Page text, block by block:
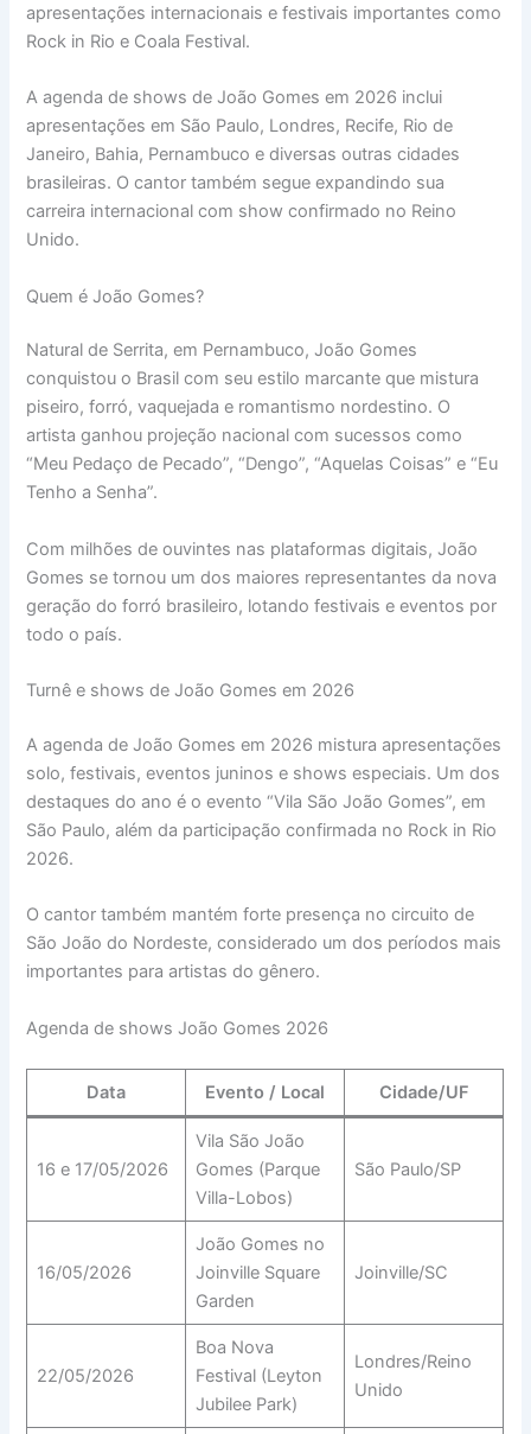
apresentações internacionais e festivais importantes como
Rock in Rio e Coala Festival.
A agenda de shows de João Gomes em 2026 inclui
apresentações em São Paulo, Londres, Recife, Rio de
Janeiro, Bahia, Pernambuco e diversas outras cidades
brasileiras. O cantor também segue expandindo sua
carreira internacional com show confirmado no Reino
Unido.
Quem é João Gomes?
Natural de Serrita, em Pernambuco, João Gomes
conquistou o Brasil com seu estilo marcante que mistura
piseiro, forró, vaquejada e romantismo nordestino. O
artista ganhou projeção nacional com sucessos como
“Meu Pedaço de Pecado”, “Dengo”, “Aquelas Coisas” e “Eu
Tenho a Senha”.
Com milhões de ouvintes nas plataformas digitais, João
Gomes se tornou um dos maiores representantes da nova
geração do forró brasileiro, lotando festivais e eventos por
todo o país.
Turnê e shows de João Gomes em 2026
A agenda de João Gomes em 2026 mistura apresentações
solo, festivais, eventos juninos e shows especiais. Um dos
destaques do ano é o evento “Vila São João Gomes”, em
São Paulo, além da participação confirmada no Rock in Rio
2026.
O cantor também mantém forte presença no circuito de
São João do Nordeste, considerado um dos períodos mais
importantes para artistas do gênero.
Agenda de shows João Gomes 2026
Data Evento / Local Cidade/UF
16 e 17/05/2026
Vila São João
Gomes (Parque
Villa-Lobos)
São Paulo/SP
16/05/2026
João Gomes no
Joinville Square
Garden
Joinville/SC
22/05/2026
Boa Nova
Festival (Leyton
Jubilee Park)
Londres/Reino
Unido